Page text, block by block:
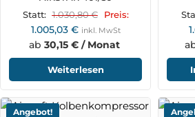
Statt: 1.030,80€ Preis:
1.005,03 € inkl. MwSt
ab 30,15 € / Monat
Weiterlesen
Angebot!